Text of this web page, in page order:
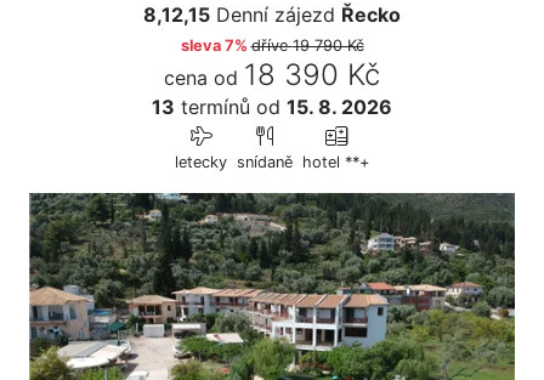
8,12,15 Denní zájezd Řecko
sleva 7% dříve19 790 Kč
cena od 18 390 Kč
13 termínů od 15. 8. 2026
letecky snídaně hotel **+